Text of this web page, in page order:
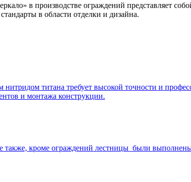
в производстве ограждений представляет
в области отделки и дизайна.
титана требует высокой точности и
и монтажа конструкции.
также, кроме ограждений лестницы были